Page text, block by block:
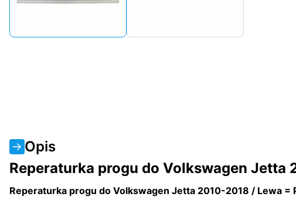
Opis
Reperaturka progu do Volkswagen
Reperaturka progu do Volkswagen Jetta 2010-2018 / Lewa